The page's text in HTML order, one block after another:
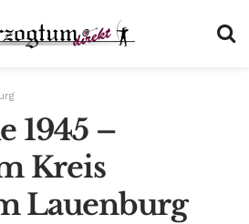
1945 –
Kreis
Lauenburg